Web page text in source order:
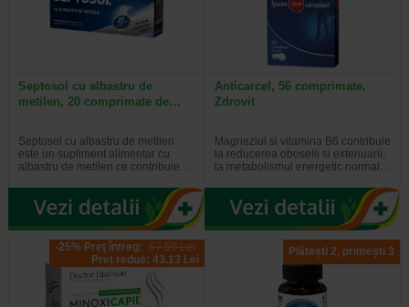
Septosol cu albastru de
metilen, 20 comprimate de…
Septosol cu albastru de metilen
este un supliment alimentar cu
albastru de metilen ce contribuie…
Anticarcel, 56 comprimate,
Zdrovit
Magneziul si vitamina B6 contribuie
la reducerea oboselii si extenuarii,
la metabolismul energetic normal…
-25% Preț întreg: 57.50 Lei
Preț redus: 43.13 Lei
Plătești 2, primești 3